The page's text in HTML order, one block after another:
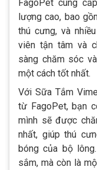
FagoPet cung
lượng cao, bao
thú cưng, và
viên tận tâm và
sàng chăm sóc
một cách tốt nhất.
Với Sữa Tắm
từ FagoPet, bạn
mình sẽ được
nhất, giúp thú
bóng của bộ
sắm, mà còn là